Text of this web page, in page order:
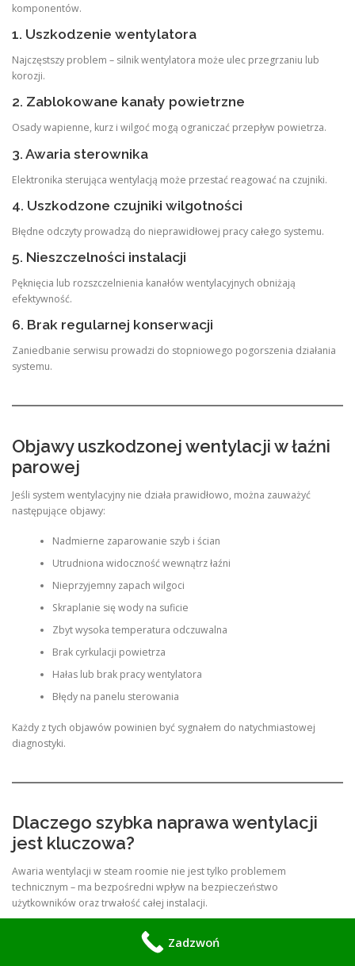
komponentów.
1. Uszkodzenie wentylatora
Najczęstszy problem – silnik wentylatora może ulec przegrzaniu lub
korozji.
2. Zablokowane kanały powietrzne
Osady wapienne, kurz i wilgoć mogą ograniczać przepływ powietrza.
3. Awaria sterownika
Elektronika sterująca wentylacją może przestać reagować na czujniki.
4. Uszkodzone czujniki wilgotności
Błędne odczyty prowadzą do nieprawidłowej pracy całego systemu.
5. Nieszczelności instalacji
Pęknięcia lub rozszczelnienia kanałów wentylacyjnych obniżają
efektywność.
6. Brak regularnej konserwacji
Zaniedbanie serwisu prowadzi do stopniowego pogorszenia działania
systemu.
Objawy uszkodzonej wentylacji w łaźni
parowej
Jeśli system wentylacyjny nie działa prawidłowo, można zauważyć
następujące objawy:
Nadmierne zaparowanie szyb i ścian
Utrudniona widoczność wewnątrz łaźni
Nieprzyjemny zapach wilgoci
Skraplanie się wody na suficie
Zbyt wysoka temperatura odczuwalna
Brak cyrkulacji powietrza
Hałas lub brak pracy wentylatora
Błędy na panelu sterowania
Każdy z tych objawów powinien być sygnałem do natychmiastowej
diagnostyki.
Dlaczego szybka naprawa wentylacji
jest kluczowa?
Awaria wentylacji w steam roomie nie jest tylko problemem
technicznym – ma bezpośredni wpływ na bezpieczeństwo
użytkowników oraz trwałość całej instalacji.
Brak odpowiedniej cyrkulacji powietrza może prowadzić do rozwoju
Zadzwoń